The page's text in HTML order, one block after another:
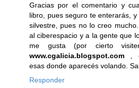
Gracias por el comentario y
libro, pues seguro te enterarás,
silvestre, pues no lo creo
al ciberespacio y a la gente que
me gusta (por cierto
www.cgalicia.blogspot.com
,
esas donde aparecés volando.
Responder